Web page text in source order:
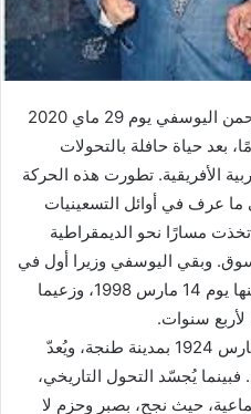
توفي الوزير الأول الأسبق عبد الرحمن اليوسفي يوم 29 ماي 2020
البيضاء عن عمر ناهز 96 عامًا، بعد حياة حافلة بالتحولات
الأفريقية. تطورت هذه الحركة
ما عرف في أوائل التسعينيات
اتخذت مسارًا نحو الديمقراطية
وبقي اليوسفي وزيرا أول في
حكومة الائتلاف المغربية المعلن عنها يوم 14 مارس 1998، وزعيما
لأربع سنوات.
وُلد عبد الرحمن اليوسفي في 8 مارس 1924 بمدينة طنجة، ويُعدّ
يُجسّد التحول التاريخي،
حيث نجح، بصبرٍ وحزمٍ لا